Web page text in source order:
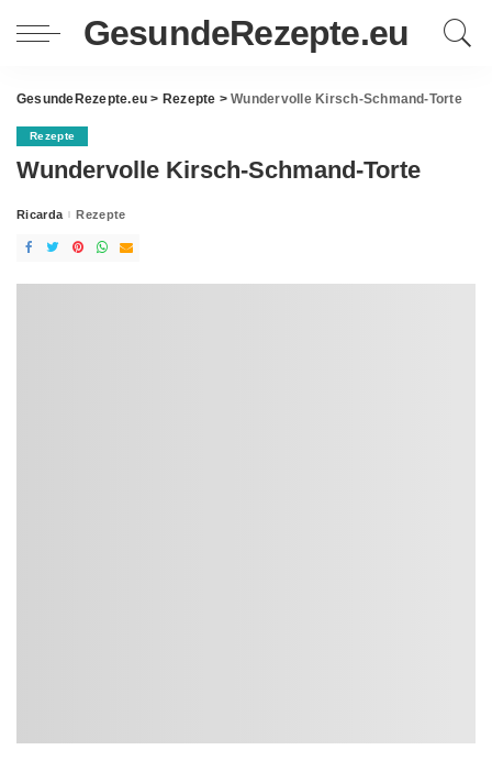
GesundeRezepte.eu
GesundeRezepte.eu > Rezepte >Wundervolle Kirsch-Schmand-Torte
Rezepte
Wundervolle Kirsch-Schmand-Torte
Posted
Ricarda Rezepte